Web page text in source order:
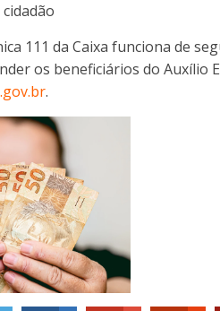
111 da Caixa funciona de
os beneficiários do Auxílio
.